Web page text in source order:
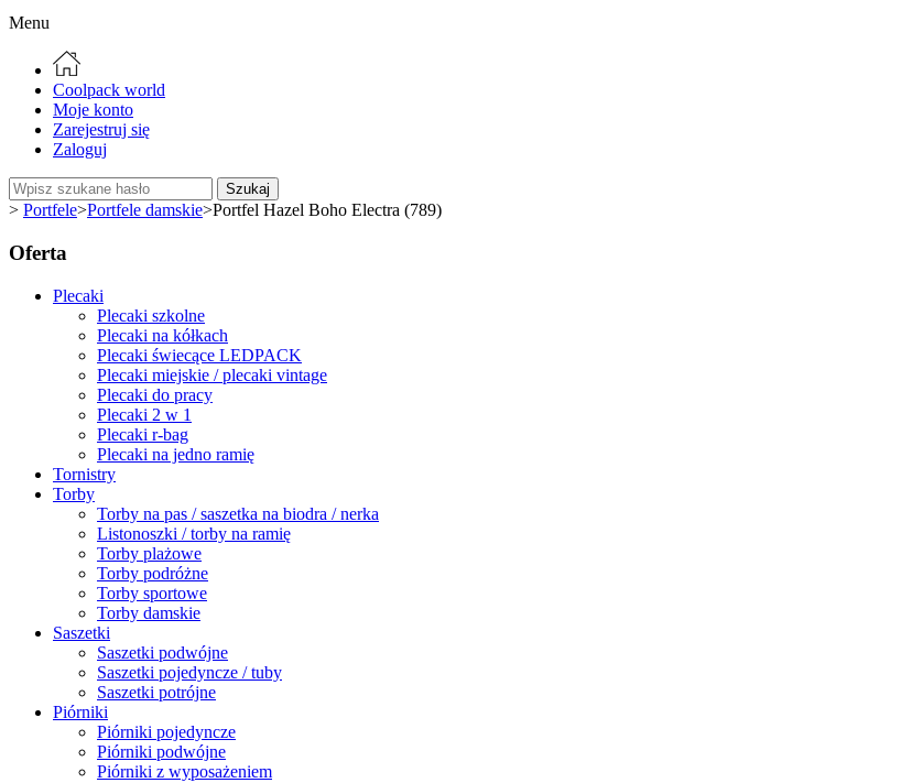
Menu
Coolpack world
Moje konto
Zarejestruj się
Zaloguj
Szukaj
> Portfele>Portfele damskie>Portfel Hazel Boho Electra (789)
Oferta
Plecaki
Plecaki szkolne
Plecaki na kółkach
Plecaki świecące LEDPACK
Plecaki miejskie / plecaki vintage
Plecaki do pracy
Plecaki 2 w 1
Plecaki r-bag
Plecaki na jedno ramię
Tornistry
Torby
Torby na pas / saszetka na biodra / nerka
Listonoszki / torby na ramię
Torby plażowe
Torby podróżne
Torby sportowe
Torby damskie
Saszetki
Saszetki podwójne
Saszetki pojedyncze / tuby
Saszetki potrójne
Piórniki
Piórniki pojedyncze
Piórniki podwójne
Piórniki z wyposażeniem